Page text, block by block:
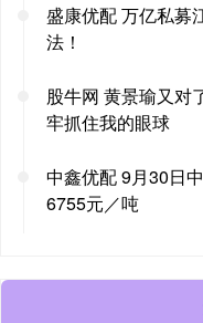
盛康优配 万亿私募
法！
股牛网 黄景瑜又对
牢抓住我的眼球
中鑫优配 9月30日
6755元／吨